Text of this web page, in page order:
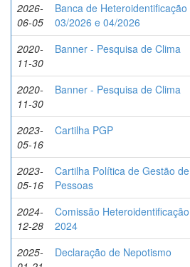
2026-
06-05
Banca de Heteroidentificação
03/2026 e 04/2026
2020-
11-30
Banner - Pesquisa de Clima
2020-
11-30
Banner - Pesquisa de Clima
2023-
05-16
Cartilha PGP
2023-
05-16
Cartilha Política de Gestão de
Pessoas
2024-
12-28
Comissão Heteroidentificação
2024
2025-
Declaração de Nepotismo